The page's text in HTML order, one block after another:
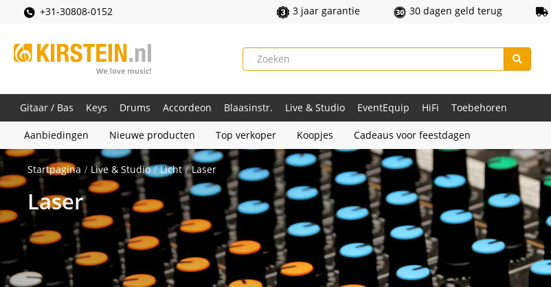
+31-30808-0152 3 jaar garantie 30 dagen geld terug
Gitaar / Bas Keys Drums Accordeon Blaasinstr. Live & Studio EventEquip HiFi Toebehoren
Aanbiedingen Nieuwe producten Top verkoper Koopjes Cadeaus voor feestdagen
Startpagina Live & Studio Licht Laser
Laser